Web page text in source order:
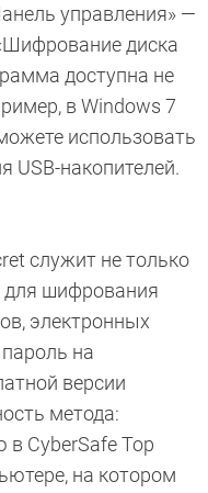
управления» —
диска
доступна не
в Windows 7
использовать
USB-накопителей.
служит не только
для шифрования
электронных
на
версии
метода:
CyberSafe Top
на котором